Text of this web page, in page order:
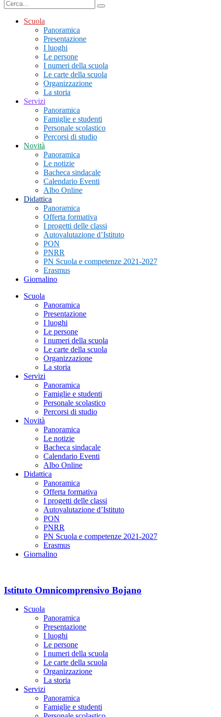
Scuola
Panoramica
Presentazione
I luoghi
Le persone
I numeri della scuola
Le carte della scuola
Organizzazione
La storia
Servizi
Panoramica
Famiglie e studenti
Personale scolastico
Percorsi di studio
Novità
Panoramica
Le notizie
Bacheca sindacale
Calendario Eventi
Albo Online
Didattica
Panoramica
Offerta formativa
I progetti delle classi
Autovalutazione d’Istituto
PON
PNRR
PN Scuola e competenze 2021-2027
Erasmus
Giornalino
Scuola
Panoramica
Presentazione
I luoghi
Le persone
I numeri della scuola
Le carte della scuola
Organizzazione
La storia
Servizi
Panoramica
Famiglie e studenti
Personale scolastico
Percorsi di studio
Novità
Panoramica
Le notizie
Bacheca sindacale
Calendario Eventi
Albo Online
Didattica
Panoramica
Offerta formativa
I progetti delle classi
Autovalutazione d’Istituto
PON
PNRR
PN Scuola e competenze 2021-2027
Erasmus
Giornalino
Istituto Omnicomprensivo Bojano
Scuola
Panoramica
Presentazione
I luoghi
Le persone
I numeri della scuola
Le carte della scuola
Organizzazione
La storia
Servizi
Panoramica
Famiglie e studenti